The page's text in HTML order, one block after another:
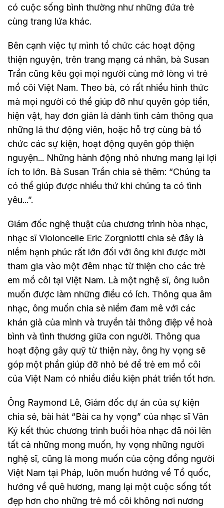
có cuộc sống bình thường như những đứa trẻ
cùng trang lứa khác.
Bên cạnh việc tự mình tổ chức các hoạt động
thiện nguyện, trên trang mạng cá nhân, bà Susan
Trần cũng kêu gọi mọi người cùng mở lòng vì trẻ
mồ côi Việt Nam. Theo bà, có rất nhiều hình thức
mà mọi người có thể giúp đỡ như quyên góp tiền,
hiện vật, hay đơn giản là dành tình cảm thông qua
những lá thư động viên, hoặc hỗ trợ cùng bà tổ
chức các sự kiện, hoạt động quyên góp thiện
nguyện... Những hành động nhỏ nhưng mang lại lợi
ích to lớn. Bà Susan Trần chia sẻ thêm: “Chúng ta
có thể giúp được nhiều thứ khi chúng ta có tình
yêu...”.
Giám đốc nghệ thuật của chương trình hòa nhạc,
nhạc sĩ Violoncelle Eric Zorgniotti chia sẻ đây là
niềm hạnh phúc rất lớn đối với ông khi được mời
tham gia vào một đêm nhạc từ thiện cho các trẻ
em mồ côi tại Việt Nam. Là một nghệ sĩ, ông luôn
muốn được làm những điều có ích. Thông qua âm
nhạc, ông muốn chia sẻ niềm đam mê với các
khán giả của mình và truyền tải thông điệp về hoà
bình và tình thương giữa con người. Thông qua
hoạt động gây quỹ từ thiện này, ông hy vọng sẽ
góp một phần giúp đỡ nhỏ bé để trẻ em mồ côi
của Việt Nam có nhiều điều kiện phát triển tốt hơn.
Ông Raymond Lê, Giám đốc dự án của sự kiện
chia sẻ, bài hát “Bài ca hy vọng” của nhạc sĩ Văn
Ký kết thúc chương trình buổi hòa nhạc đã nói lên
tất cả những mong muốn, hy vọng những người
nghệ sĩ, cũng là mong muốn của cộng đồng người
Việt Nam tại Pháp, luôn muốn hướng về Tổ quốc,
hướng về quê hương, mang lại một cuộc sống tốt
đẹp hơn cho những trẻ mồ côi không nơi nương